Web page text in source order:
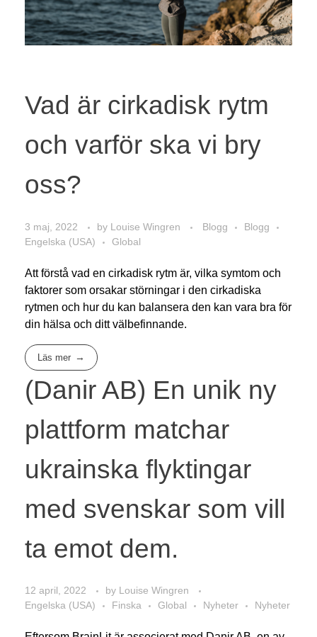
Vad är cirkadisk rytm
och varför ska vi bry
oss?
3 maj, 2022 by Louise Wingren Blogg
Blogg
Engelska (USA)
Global
Att förstå vad en cirkadisk rytm är, vilka symtom och
faktorer som orsakar störningar i den cirkadiska
rytmen och hur du kan balansera den kan vara bra för
din hälsa och ditt välbefinnande.
Läs mer
(Danir AB) En unik ny
plattform matchar
ukrainska flyktingar
med svenskar som vill
ta emot dem.
12 april, 2022 by Louise Wingren
Engelska (USA)
Finska Global Nyheter Nyheter